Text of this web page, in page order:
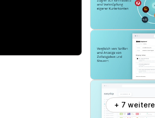
+ 7 weitere